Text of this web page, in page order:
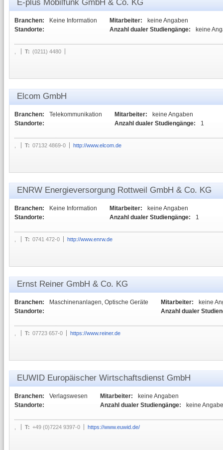
E-plus Mobilfunk GmbH & Co. KG
Branchen:
Keine Information
Standorte:
Mitarbeiter:
keine Angaben
Anzahl dualer Studiengänge:
keine
T: (0211) 4480
Elcom GmbH
Branchen:
Telekommunikation
Standorte:
Mitarbeiter:
keine Angaben
Anzahl dualer Studiengänge:
1
T: 07132 4869-0 http://www.elcom.de
ENRW Energieversorgung Rottweil GmbH & Co. KG
Branchen:
Keine Information
Standorte:
Mitarbeiter:
keine Angaben
Anzahl dualer Studiengänge:
1
T: 0741 472-0 http://www.enrw.de
Ernst Reiner GmbH & Co. KG
Branchen:
Maschinenanlagen, Optische Geräte
Standorte:
Mitarbeiter:
keine
Anzahl dualer
T: 07723 657-0 https://www.reiner.de
EUWID Europäischer Wirtschaftsdienst GmbH
Branchen:
Verlagswesen
Standorte:
Mitarbeiter:
keine Angaben
Anzahl dualer Studiengänge:
keine
T: +49 (0)7224 9397-0 https://www.euwid.de/